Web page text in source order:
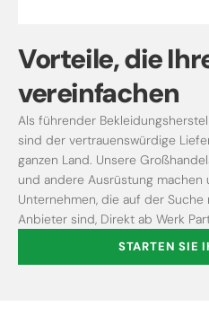
Vorteile, die
vereinfachen
Als führender
sind der vertrauenswürdige
ganzen Land. Unsere
und andere Ausrüstung machen
Unternehmen, die auf der Suche
Anbieter sind, Direkt ab Werk
STARTEN SIE